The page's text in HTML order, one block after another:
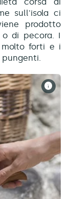
sull'isola ci
prodotto
di pecora. I
molto forti e i